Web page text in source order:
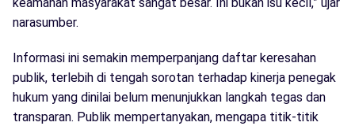
keamanan masyarakat sangat besar. Ini bukan isu kecil,” ujar
narasumber.
Informasi ini semakin memperpanjang daftar keresahan
publik, terlebih di tengah sorotan terhadap kinerja penegak
hukum yang dinilai belum menunjukkan langkah tegas dan
transparan. Publik mempertanyakan, mengapa titik-titik